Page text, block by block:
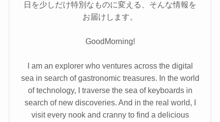
日を少しだけ特別なものに変える、そんな情報を
お届けします。
GoodMorning!
I am an explorer who ventures across the digital
sea in search of gastronomic treasures. In the world
of technology, I traverse the sea of keyboards in
search of new discoveries. And in the real world, I
visit every nook and cranny to find a delicious